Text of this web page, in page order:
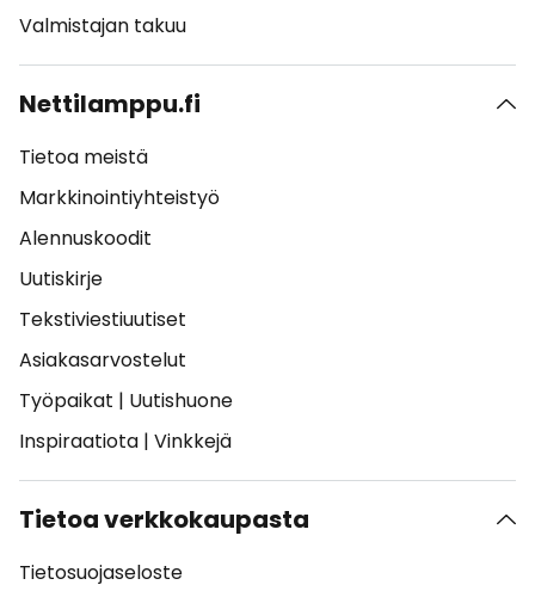
Valmistajan takuu
Nettilamppu.fi
Tietoa meistä
Markkinointiyhteistyö
Alennuskoodit
Uutiskirje
Tekstiviestiuutiset
Asiakasarvostelut
Työpaikat | Uutishuone
Inspiraatiota | Vinkkejä
Tietoa verkkokaupasta
Tietosuojaseloste